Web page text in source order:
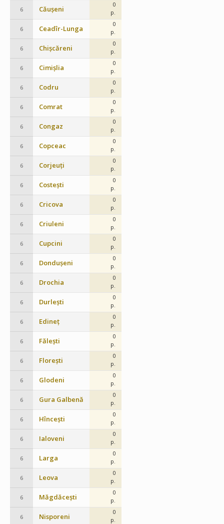
6 Căușeni
0
p.
6 Ceadîr-Lunga
0
p.
6 Chișcăreni
0
p.
6 Cimișlia
0
p.
6 Codru
0
p.
6 Comrat
0
p.
6 Congaz
0
p.
6 Copceac
0
p.
6 Corjeuți
0
p.
6 Costești
0
p.
6 Cricova
0
p.
6 Criuleni
0
p.
6 Cupcini
0
p.
6 Dondușeni
0
p.
6 Drochia
0
p.
6 Durlești
0
p.
6 Edineț
0
p.
6 Fălești
0
p.
6 Florești
0
p.
6 Glodeni
0
p.
6 Gura Galbenă
0
p.
6 Hîncești
0
p.
6 Ialoveni
0
p.
6 Larga
0
p.
6 Leova
0
p.
6 Măgdăcești
0
p.
6 Nisporeni
0
p.